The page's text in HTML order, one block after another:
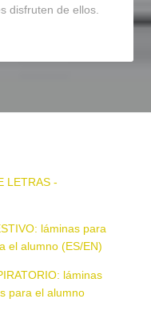
disfruten de ellos.
LETRAS -
láminas para
el alumno (ES/EN)
láminas
para el alumno